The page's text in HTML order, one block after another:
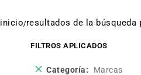
inicio resultados de la búsqueda
FILTROS APLICADOS
Categoría Marcas
Eliminar